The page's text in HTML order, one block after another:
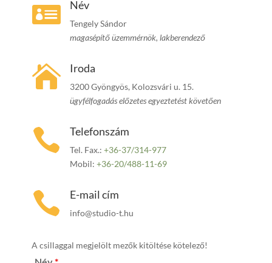
 Név
Tengely Sándor
magasépítő üzemmérnök, lakberendező
 Iroda
3200 Gyöngyös, Kolozsvári u. 15.
ügyfélfogadás előzetes egyeztetést követően
 Telefonszám
Tel. Fax.: +36-37/314-977
Mobil: +36-20/488-11-69
 E-mail cím
info@studio-t.hu
A csillaggal megjelölt mezők kitöltése kötelező!